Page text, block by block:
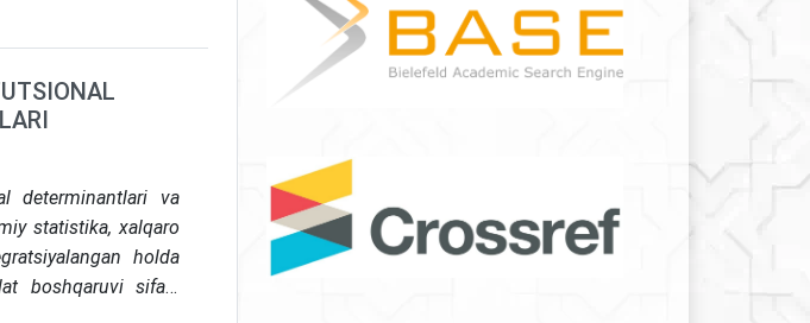
compliance
qaytarish va
takomillashtirish
determinantlari va
statistika, xalqaro
holda
boshqaruvi sifati,